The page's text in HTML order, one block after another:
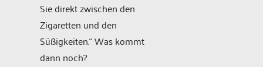
Sie direkt zwischen den
Zigaretten und den
Süßigkeiten.“ Was kommt
dann noch?